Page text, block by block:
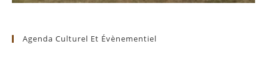
Agenda Culturel Et Évènementiel